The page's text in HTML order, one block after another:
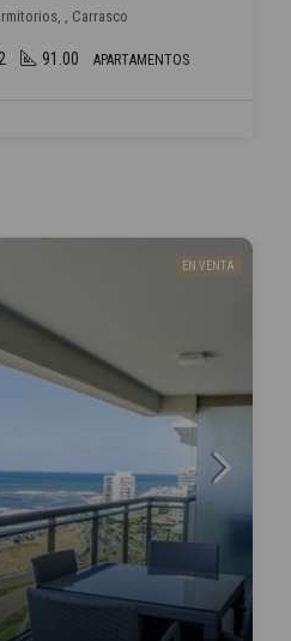
, Carrasco
2 91.00 APARTAMENTOS
EN VENTA